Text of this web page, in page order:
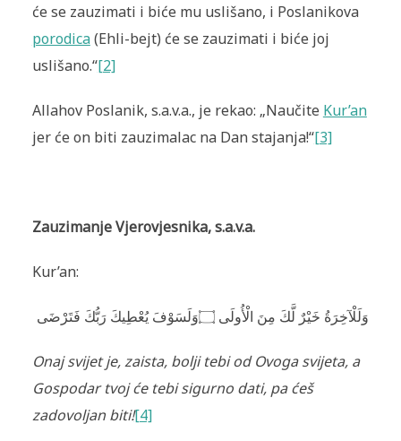
će se zauzimati i biće mu uslišano, i Poslanikova
porodica(Ehli-bejt) će se zauzimati i biće joj
uslišano.“[2]
Allahov Poslanik, s.a.v.a., je rekao: „Naučite Kur’an
jer će on biti zauzimalac na Dan stajanja!“[3]
Zauzimanje Vjerovjesnika, s.a.v.a.
Kur’an:
وَلَلْآخِرَةُ خَيْرٌ لَّكَ مِنَ الْأُولَى ۝وَلَسَوْفَ يُعْطِيكَ رَبُّكَ فَتَرْضَى
Onaj svijet je, zaista, bolji tebi od Ovoga svijeta, a
Gospodar tvoj će tebi sigurno dati, pa ćeš
zadovoljan biti![4]